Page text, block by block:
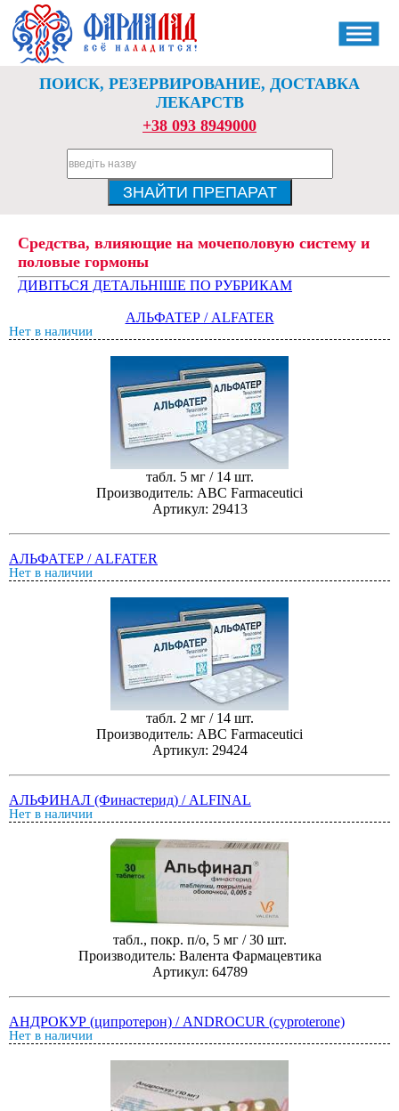
ПОИСК, РЕЗЕРВИРОВАНИЕ, ДОСТАВКА
ЛЕКАРСТВ
+38 093 8949000
Средства, влияющие на мочеполовую систему и
половые гормоны
ДИВІТЬСЯ ДЕТАЛЬНІШЕ ПО РУБРИКАМ
АЛЬФАТЕР / ALFATER
Нет в наличии
табл. 5 мг / 14 шт.
Производитель: ABC Farmaceutici
Артикул: 29413
АЛЬФАТЕР / ALFATER
Нет в наличии
табл. 2 мг / 14 шт.
Производитель: ABC Farmaceutici
Артикул: 29424
АЛЬФИНАЛ (Финастерид) / ALFINAL
Нет в наличии
табл., покр. п/о, 5 мг / 30 шт.
Производитель: Валента Фармацевтика
Артикул: 64789
АНДРОКУР (ципротерон) / ANDROCUR (cyproterone)
Нет в наличии